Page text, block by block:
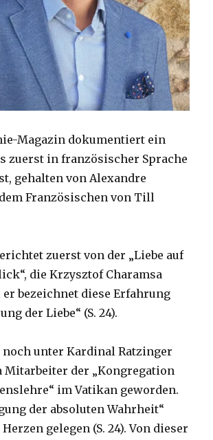
Magazin dokumentiert ein
zuerst in französischer Sprache
gehalten von Alexandre
Französischen von Till
zuerst von der „Liebe auf
die Krzysztof Charamsa
bezeichnet diese Erfahrung
der Liebe“ (S. 24).
noch unter Kardinal Ratzinger
Mitarbeiter der „Kongregation
im Vatikan geworden.
der absoluten Wahrheit“
gelegen (S. 24). Von dieser